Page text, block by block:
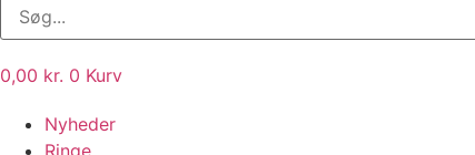
0,00 kr. 0 Kurv
Nyheder
Ringe